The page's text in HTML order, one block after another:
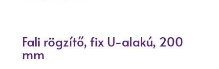
Fali rögzítő, fix U-alakú, 200
mm